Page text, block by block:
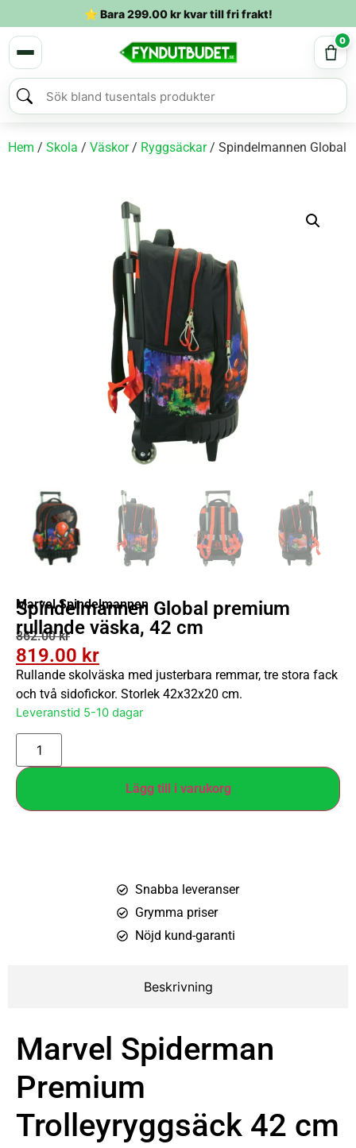
⭐ Bara299.00krkvar till fri frakt!
0
Hem / Skola / Väskor/ Ryggsäckar/ Spindelmannen Global
Marvel Spindelmannen
Spindelmannen Global premium
rullande väska, 42 cm
862.00kr
819.00 kr
Rullande skolväska med justerbara remmar, tre stora fack
och två sidofickor. Storlek 42x32x20 cm.
Leveranstid 5-10 dagar
Lägg till i varukorg
Snabba leveranser
Grymma priser
Nöjd kund-garanti
Beskrivning
Marvel Spiderman
Premium
Trolleyryggsäck 42 cm